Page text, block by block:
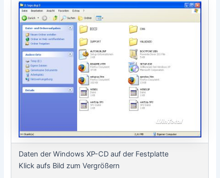
Daten der Windows XP-CD auf der Festplatte
Klick aufs Bild zum Vergrößern